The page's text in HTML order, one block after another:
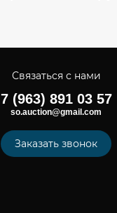
Связаться с нами
7 (963) 891 03 57
so.auction@gmail.com
Заказать звонок